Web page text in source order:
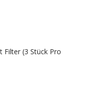
Filter (3 Stück Pro